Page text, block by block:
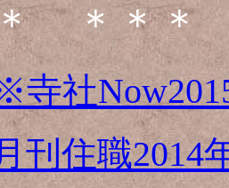
＊＊
寺社
刊住職2014